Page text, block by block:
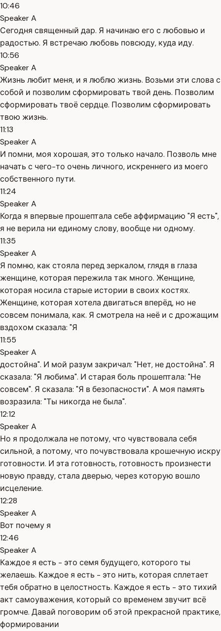
10:46
Speaker A
Сегодня священный дар. Я начинаю его с любовью и
радостью. Я встречаю любовь повсюду, куда иду.
10:56
Speaker A
Жизнь любит меня, и я люблю жизнь. Возьми эти слова с
собой и позволим сформировать твой день. Позволим
сформировать твоё сердце. Позволим сформировать
твою жизнь.
11:13
Speaker A
И помни, моя хорошая, это только начало. Позволь мне
начать с чего-то очень личного, искреннего из моего
собственного пути.
11:24
Speaker A
Когда я впервые прошептала себе аффирмацию "Я есть",
я не верила ни единому слову, вообще ни одному.
11:35
Speaker A
Я помню, как стояла перед зеркалом, глядя в глаза
женщине, которая пережила так много. Женщине,
которая носила старые истории в своих костях.
Женщине, которая хотела двигаться вперёд, но не
совсем понимала, как. Я смотрела на неё и с дрожащим
вздохом сказала: "Я
11:55
Speaker A
достойна". И мой разум закричал: "Нет, не достойна". Я
сказала: "Я любима". И старая боль прошептала: "Не
совсем". Я сказала: "Я в безопасности". А моя память
возразила: "Ты никогда не была".
12:12
Speaker A
Но я продолжала не потому, что чувствовала себя
сильной, а потому, что почувствовала крошечную искру
готовности. И эта готовность, готовность произнести
новую правду, стала дверью, через которую вошло
исцеление.
12:28
Speaker A
Вот почему я
12:46
Speaker A
Каждое я есть - это семя будущего, которого ты
желаешь. Каждое я есть - это нить, которая сплетает
тебя обратно в целостность. Каждое я есть - это тихий
акт самоуважения, который со временем звучит всё
громче. Давай поговорим об этой прекрасной практике,
формировании